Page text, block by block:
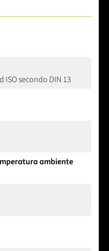
secondo DIN 13
ambiente